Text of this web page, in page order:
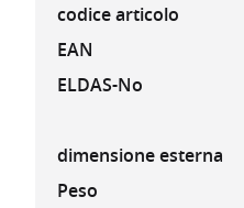
codice articolo
EAN
ELDAS-No
dimensione esterna
Peso